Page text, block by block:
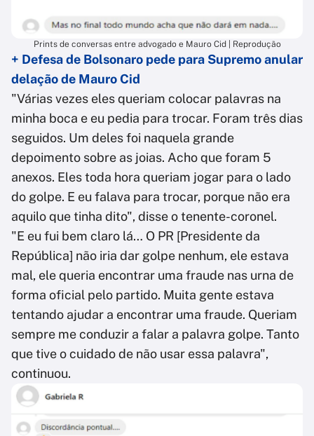
Prints de conversas entre advogado e Mauro Cid | Reprodução
+ Defesa de Bolsonaro pede para Supremo anular
delação de Mauro Cid
"Várias vezes eles queriam colocar palavras na
minha boca e eu pedia para trocar. Foram três dias
seguidos. Um deles foi naquela grande
depoimento sobre as joias. Acho que foram 5
anexos. Eles toda hora queriam jogar para o lado
do golpe. E eu falava para trocar, porque não era
aquilo que tinha dito", disse o tenente-coronel.
"E eu fui bem claro lá… O PR [Presidente da
República] não iria dar golpe nenhum, ele estava
mal, ele queria encontrar uma fraude nas urna de
forma oficial pelo partido. Muita gente estava
tentando ajudar a encontrar uma fraude. Queriam
sempre me conduzir a falar a palavra golpe. Tanto
que tive o cuidado de não usar essa palavra",
continuou.